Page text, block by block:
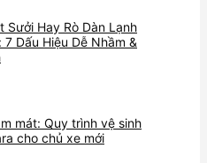
Sưởi Hay Rò Dàn Lạnh
7 Dấu Hiệu Dễ Nhầm &
mát: Quy trình vệ sinh
cho chủ xe mới